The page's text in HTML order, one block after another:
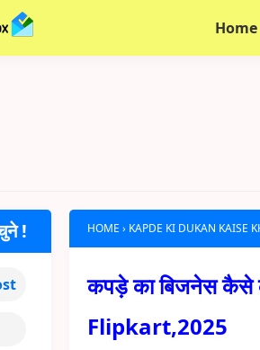
Home
HOME › KAPDE KI DUKAN KAISE
कपड़े का बिजनेस
Flipkart,2025
!